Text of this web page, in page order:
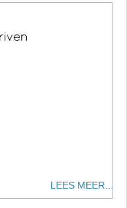
LEES MEER...